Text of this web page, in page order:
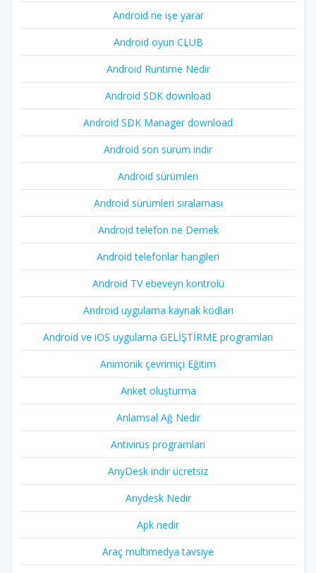
Android ne işe yarar
Android oyun CLUB
Android Runtime Nedir
Android SDK download
Android SDK Manager download
Android son sürüm indir
Android sürümleri
Android sürümleri sıralaması
Android telefon ne Demek
Android telefonlar hangileri
Android TV ebeveyn kontrolü
Android uygulama kaynak kodları
Android ve iOS uygulama GELİŞTİRME programları
Animonik çevrimiçi Eğitim
Anket oluşturma
Anlamsal Ağ Nedir
Antivirüs programları
AnyDesk indir ücretsiz
Anydesk Nedir
Apk nedir
Araç multimedya tavsiye